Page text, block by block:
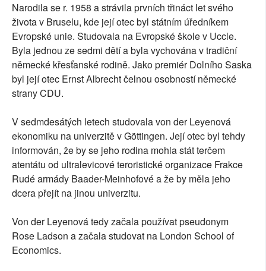
Narodila se r. 1958 a strávila prvních třináct let svého
života v Bruselu, kde její otec byl státním úředníkem
Evropské unie. Studovala na Evropské škole v Uccle.
Byla jednou ze sedmi dětí a byla vychována v tradiční
německé křesťanské rodině. Jako premiér Dolního Saska
byl její otec Ernst Albrecht čelnou osobností německé
strany CDU.
V sedmdesátých letech studovala von der Leyenová
ekonomiku na univerzitě v Göttingen. Její otec byl tehdy
informován, že by se jeho rodina mohla stát terčem
atentátu od ultralevicové teroristické organizace Frakce
Rudé armády Baader-Meinhofové a že by měla jeho
dcera přejít na jinou univerzitu.
Von der Leyenová tedy začala používat pseudonym
Rose Ladson a začala studovat na London School of
Economics.